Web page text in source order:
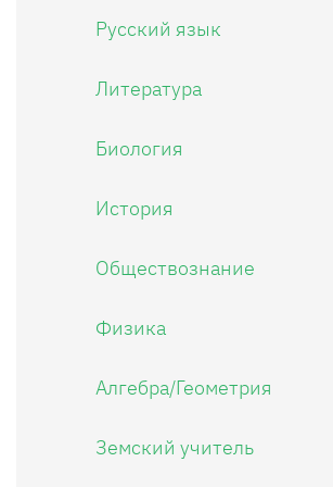
Русский язык
Литература
Биология
История
Обществознание
Физика
Алгебра/Геометрия
Земский учитель